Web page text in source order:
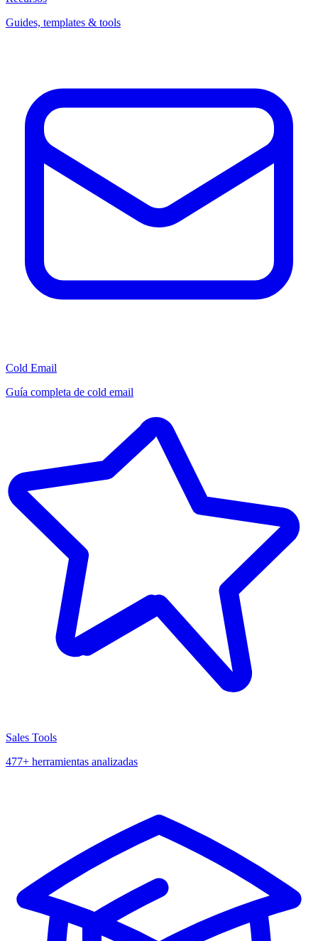
Guides, templates & tools
Cold Email
Guía completa de cold email
Sales Tools
477+ herramientas analizadas